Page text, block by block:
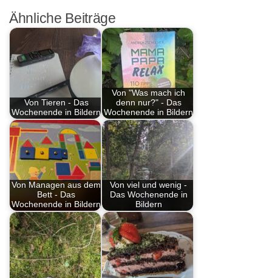
Ähnliche Beiträge
Von Tieren - Das
Wochenende in Bildern
Von "Was mach ich
denn nur?" - Das
Wochenende in Bildern
Von Managen aus dem
Bett - Das
Wochenende in Bildern
Von viel und wenig -
Das Wochenende in
Bildern